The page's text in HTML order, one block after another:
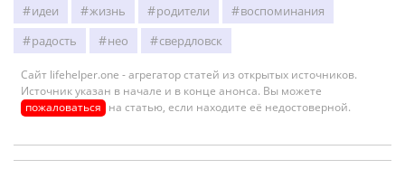
идеи жизнь родители
воспоминания
радость
нео свердловск
Сайт lifehelper.one - агрегатор статей из открытых источников.
Источник указан в начале и в конце анонса. Вы можете
пожаловаться на статью, если находите её недостоверной.